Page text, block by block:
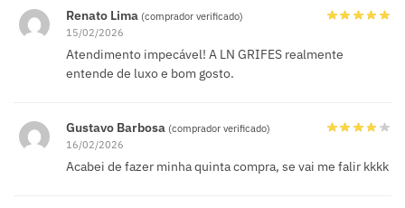
Renato Lima (comprador verificado)
15/02/2026
Atendimento impecável! A LN GRIFES realmente
entende de luxo e bom gosto.
Gustavo Barbosa (comprador verificado)
16/02/2026
Acabei de fazer minha quinta compra, se vai me falir kkkk